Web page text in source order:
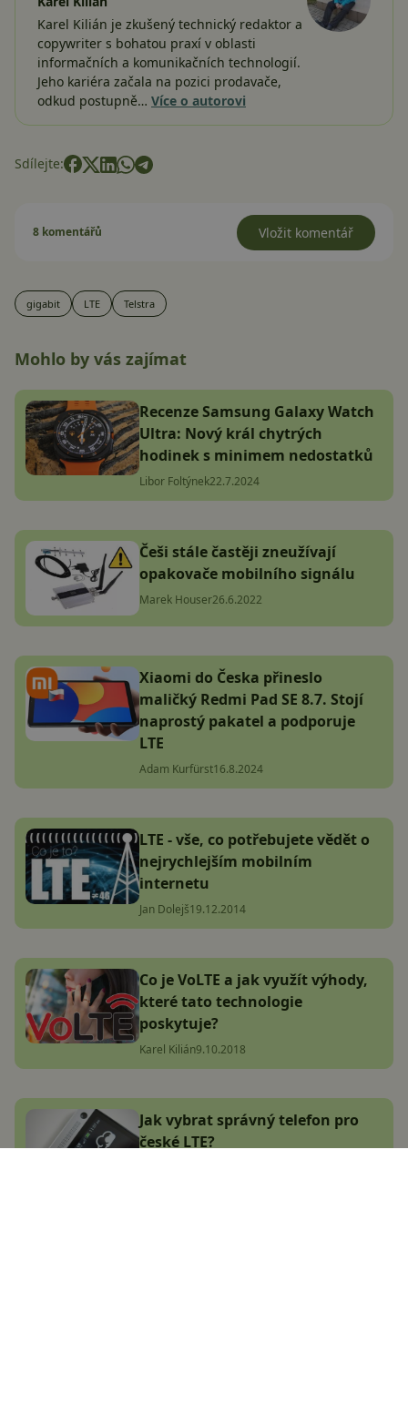
Karel Kilián je zkušený technický redaktor a
copywriter s bohatou praxí v oblasti
informačních a komunikačních technologií.
Jeho kariéra začala na pozici prodavače,
odkud postupně… Více o autorovi
Sdílejte:
8 komentářů Vložit komentář
gigabit LTE Telstra
Mohlo by vás zajímat
Recenze Samsung Galaxy Watch
Ultra: Nový král chytrých
hodinek s minimem nedostatků
Libor Foltýnek22.7.2024
Češi stále častěji zneužívají
opakovače mobilního signálu
Marek Houser26.6.2022
Xiaomi do Česka přineslo
maličký Redmi Pad SE 8.7. Stojí
naprostý pakatel a podporuje
LTE
Adam Kurfürst16.8.2024
LTE - vše, co potřebujete vědět o
nejrychlejším mobilním
internetu
Jan Dolejš19.12.2014
Co je VoLTE a jak využít výhody,
které tato technologie
poskytuje?
Karel Kilián9.10.2018
Jak vybrat správný telefon pro
české LTE?